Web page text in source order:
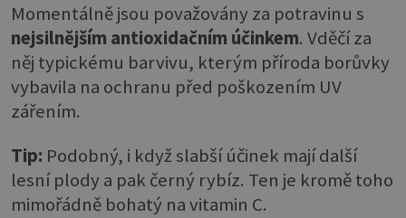
Momentálně jsou považovány za potravinu s
nejsilnějším antioxidačním účinkem. Vděčí za
něj typickému barvivu, kterým příroda borůvky
vybavila na ochranu před poškozením UV
zářením.
Tip: Podobný, i když slabší účinek mají další
lesní plody a pak černý rybíz. Ten je kromě toho
mimořádně bohatý na vitamin C.